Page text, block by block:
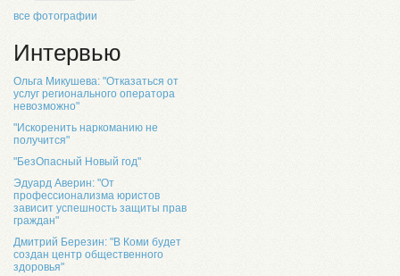
все фотографии
Интервью
Ольга Микушева: "Отказаться от
услуг регионального оператора
невозможно"
"Искоренить наркоманию не
получится"
"БезОпасный Новый год"
Эдуард Аверин: "От
профессионализма юристов
зависит успешность защиты прав
граждан"
Дмитрий Березин: "В Коми будет
создан центр общественного
здоровья"